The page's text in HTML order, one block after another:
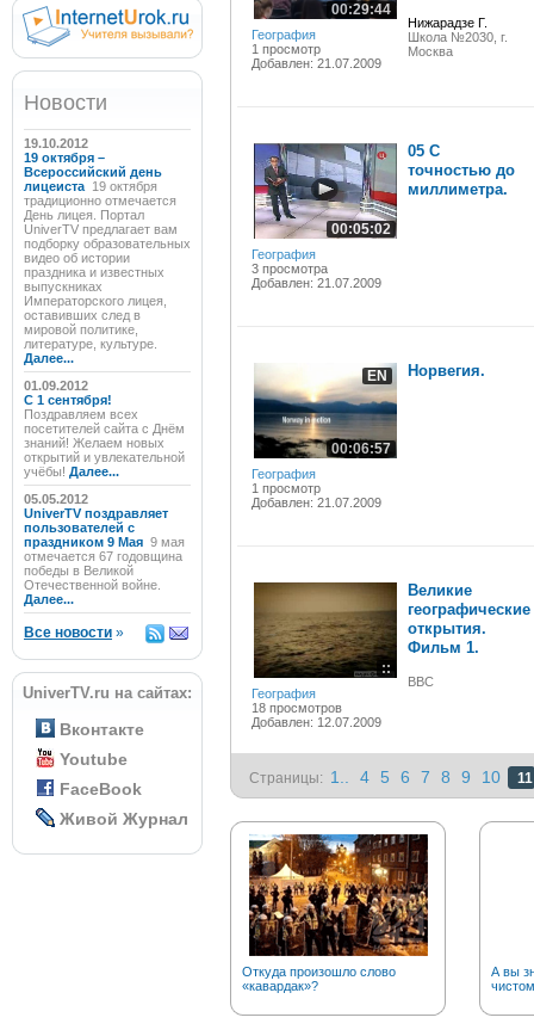
Новости
19.10.2012
19 октября –
Всероссийский день
лицеиста 19 октября
традиционно отмечается
День лицея. Портал
UniverTV предлагает вам
подборку образовательных
видео об истории
праздника и известных
выпускниках
Императорского лицея,
оставивших след в
мировой политике,
литературе, культуре.
Далее...
01.09.2012
C 1 сентября!
Поздравляем всех
посетителей сайта с Днём
знаний! Желаем новых
открытий и увлекательной
учёбы! Далее...
05.05.2012
UniverTV поздравляет
пользователей с
праздником 9 Мая 9 мая
отмечается 67 годовщина
победы в Великой
Отечественной войне.
Далее...
Все новости »
UniverTV.ru на сайтах:
Вконтакте
Youtube
FaceBook
Живой Журнал
00:29:44
География
1 просмотр
Добавлен: 21.07.2009
Нижарадзе Г.
Школа №2030, г.
Москва
00:05:02
География
3 просмотра
Добавлен: 21.07.2009
05 С
точностью до
миллиметра.
EN
00:06:57
География
1 просмотр
Добавлен: 21.07.2009
Норвегия.
::
География
18 просмотров
Добавлен: 12.07.2009
Великие
географические
открытия.
Фильм 1.
ВВС
Страницы: 1.. 4 5 6 7 8 9 10 11
Откуда произошло слово
«кавардак»?
А вы